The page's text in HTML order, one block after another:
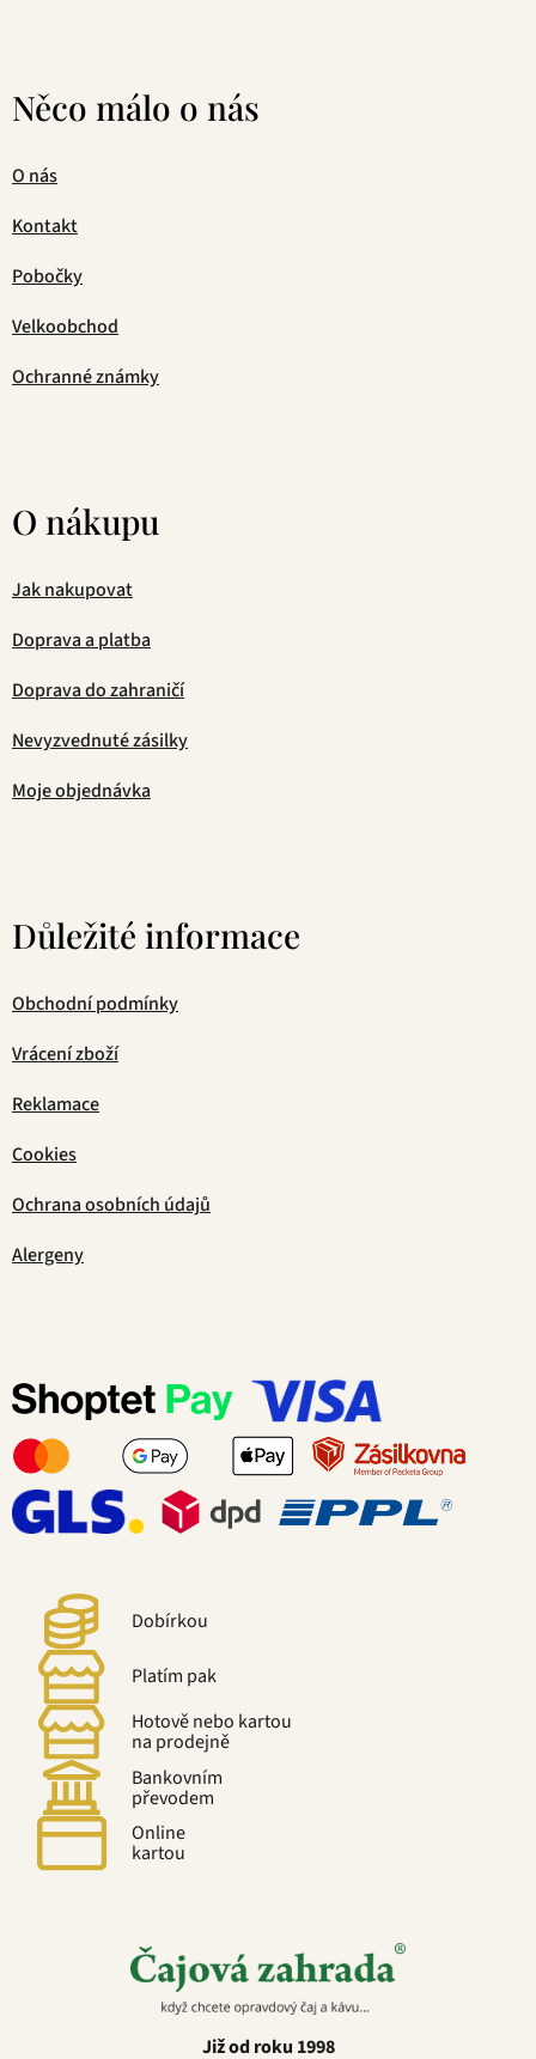
Něco málo o nás
O nás
Kontakt
Pobočky
Velkoobchod
Ochranné známky
O nákupu
Jak nakupovat
Doprava a platba
Doprava do zahraničí
Nevyzvednuté zásilky
Moje objednávka
Důležité informace
Obchodní podmínky
Vrácení zboží
Reklamace
Cookies
Ochrana osobních údajů
Alergeny
Dobírkou
Platím pak
Hotově nebo kartou
na prodejně
Bankovním
převodem
Online
kartou
Již od roku 1998